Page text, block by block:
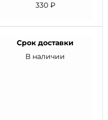
330 ₽
Срок доставки
В наличии